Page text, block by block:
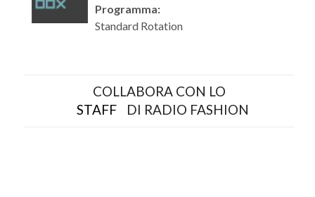
Programma:
Standard Rotation
COLLABORA CON LO
STAFF
DI RADIO FASHION